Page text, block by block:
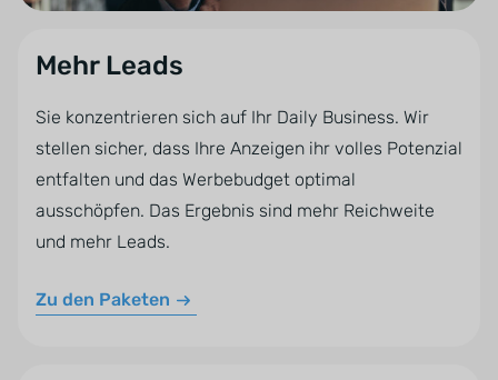
Mehr Leads
Sie konzentrieren sich auf Ihr Daily Business. Wir
stellen sicher, dass Ihre Anzeigen ihr volles Potenzial
entfalten und das Werbebudget optimal
ausschöpfen. Das Ergebnis sind mehr Reichweite
und mehr Leads.
Zu den Paketen